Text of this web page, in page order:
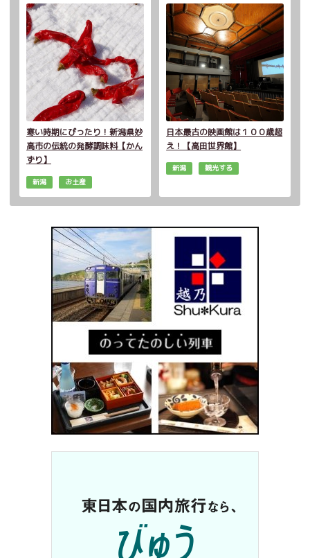
寒い時期にぴったり！新潟県妙
高市の伝統の発酵調味料【かん
ずり】
新潟 お土産
日本最古の映画館は１００歳超
え！【高田世界館】
新潟 観光する